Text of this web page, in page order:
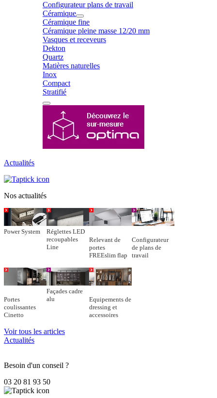
Configurateur plans de travail
Céramique
Céramique fine
Céramique pleine masse 12/20 mm
Vasques et receveurs
Dekton
Quartz
Matières naturelles
Inox
Compact
Stratifié
Actualités
Nos actualités
Power System
Réglettes LED
recoupables
Line
Relevant de
portes
FREEslim flap
Configurateur
de plans de
travail
Portes
coulissantes
Cinetto
Façades cadre
alu
Equipements de
dressing et
accessoires
Voir tous les articles
Actualités
Besoin d'un conseil ?
03 20 81 93 50